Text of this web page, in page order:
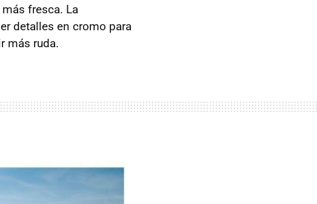
fresca. La
detalles en cromo para
más ruda.